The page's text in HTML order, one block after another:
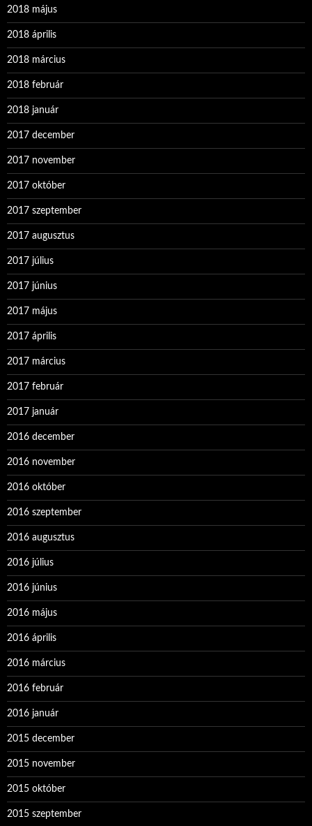
2018 május
2018 április
2018 március
2018 február
2018 január
2017 december
2017 november
2017 október
2017 szeptember
2017 augusztus
2017 július
2017 június
2017 május
2017 április
2017 március
2017 február
2017 január
2016 december
2016 november
2016 október
2016 szeptember
2016 augusztus
2016 július
2016 június
2016 május
2016 április
2016 március
2016 február
2016 január
2015 december
2015 november
2015 október
2015 szeptember